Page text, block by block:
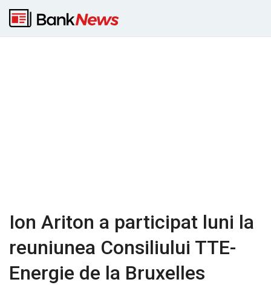
Ion Ariton a participat luni la
reuniunea Consiliului TTE-
Energie de la Bruxelles